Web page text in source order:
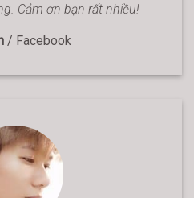
Cảm ơn bạn rất nhiều!
/ Facebook